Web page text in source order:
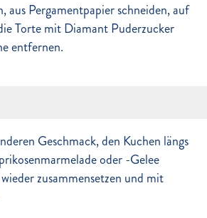
aus Pergamentpapier schneiden, auf
Torte mit Diamant Puderzucker
entfernen.
Geschmack, den Kuchen längs
oder -Gelee
zusammensetzen und mit